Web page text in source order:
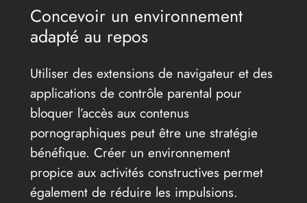
Concevoir un environnement
adapté au repos
Utiliser des extensions de navigateur et des
applications de contrôle parental pour
bloquer l’accès aux contenus
pornographiques peut être une stratégie
bénéfique. Créer un environnement
propice aux activités constructives permet
également de réduire les impulsions.